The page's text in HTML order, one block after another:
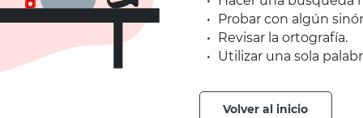
Probar con algún
Revisar la ortografía.
Utilizar una sola
volver al inicio